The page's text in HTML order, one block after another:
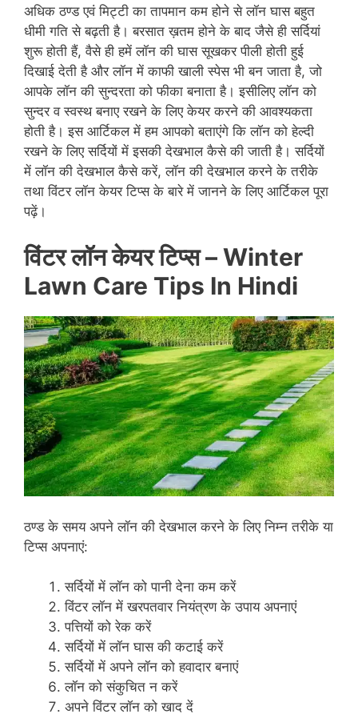
अधिक ठण्ड एवं मिट्टी का तापमान कम होने से लॉन घास बहुत
धीमी गति से बढ़ती है। बरसात ख़तम होने के बाद जैसे ही सर्दियां
शुरू होती हैं, वैसे ही हमें लॉन की घास सूखकर पीली होती हुई
दिखाई देती है और लॉन में काफी खाली स्पेस भी बन जाता है, जो
आपके लॉन की सुन्दरता को फीका बनाता है। इसीलिए लॉन को
सुन्दर व स्वस्थ बनाए रखने के लिए केयर करने की आवश्यकता
होती है। इस आर्टिकल में हम आपको बताएंगे कि लॉन को हेल्दी
रखने के लिए सर्दियों में इसकी देखभाल कैसे की जाती है। सर्दियों
में लॉन की देखभाल कैसे करें, लॉन की देखभाल करने के तरीके
तथा विंटर लॉन केयर टिप्स के बारे में जानने के लिए आर्टिकल पूरा
पढ़ें।
विंटर लॉन केयर टिप्स –Winter
Lawn Care Tips In Hindi
ठण्ड के समय अपने लॉन की देखभाल करने के लिए निम्न तरीके या
टिप्स अपनाएं:
सर्दियों में लॉन को पानी देना कम करें
विंटर लॉन में खरपतवार नियंत्रण के उपाय अपनाएं
पत्तियों को रेक करें
सर्दियों में लॉन घास की कटाई करें
सर्दियों में अपने लॉन को हवादार बनाएं
लॉन को संकुचित न करें
अपने विंटर लॉन को खाद दें